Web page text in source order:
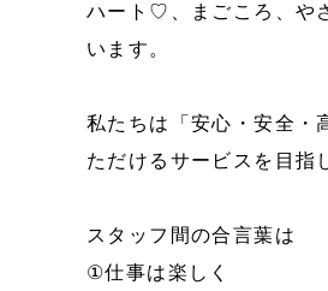
ハート♡、まごころ、や
います。
私たちは「安心・安全・
ただけるサービスを目指
スタッフ間の合言葉は
①仕事は楽しく